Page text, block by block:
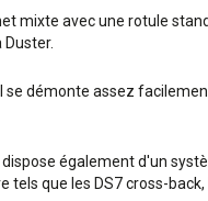
mixte avec une rotule
démonte assez
également d'un
que les DS7 cross-